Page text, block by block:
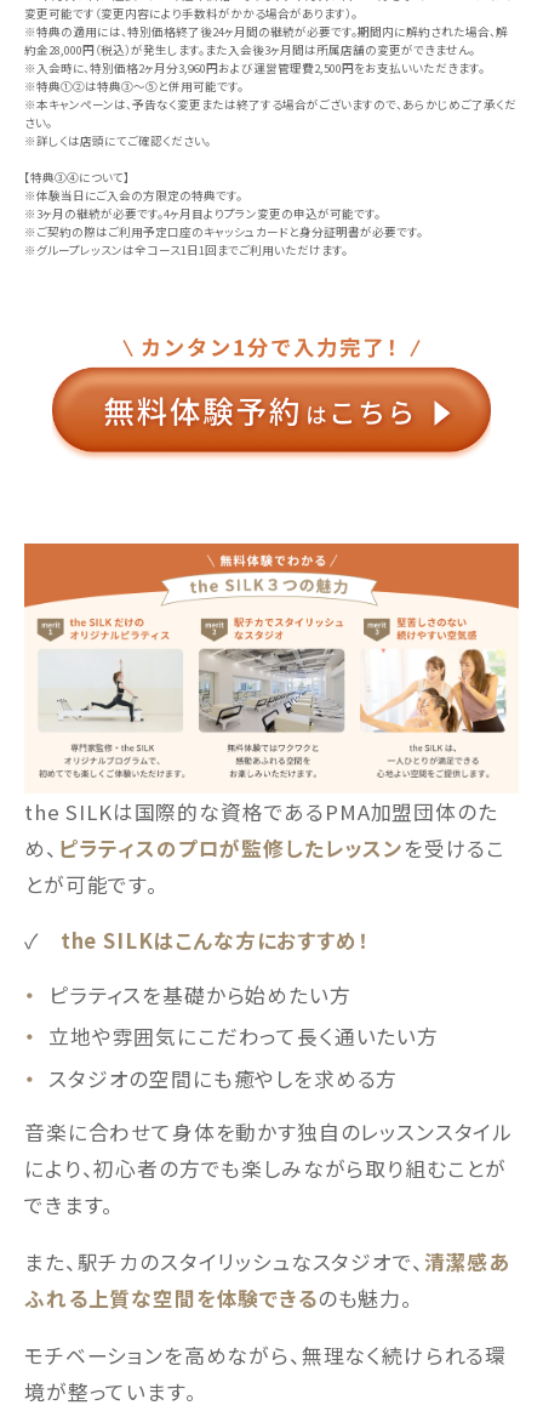
変更可能です（変更内容により手数料がかかる場合があります）。
※特典の適用には、特別価格終了後24ヶ月間の継続が必要です。期間内に解約された場合、解
約金28,000円（税込）が発生します。また入会後3ヶ月間は所属店舗の変更ができません。
※入会時に、特別価格2ヶ月分3,960円および運営管理費2,500円をお支払いいただきます。
※特典①②は特典③〜⑤と併用可能です。
※本キャンペーンは、予告なく変更または終了する場合がございますので、あらかじめご了承くだ
さい。
※詳しくは店頭にてご確認ください。
【特典③④について】
※体験当日にご入会の方限定の特典です。
※3ヶ月の継続が必要です。4ヶ月目よりプラン変更の申込が可能です。
※ご契約の際はご利用予定口座のキャッシュカードと身分証明書が必要です。
※グループレッスンは全コース1日1回までご利用いただけます。
the SILKは国際的な資格であるPMA加盟団体のた
め、 ピラティスのプロが監修したレッスンを受けるこ
とが可能です。
✓ the SILKはこんな方におすすめ！
ピラティスを基礎から始めたい方
立地や雰囲気にこだわって長く通いたい方
スタジオの空間にも癒やしを求める方
音楽に合わせて身体を動かす独自のレッスンスタイル
により、初心者の方でも楽しみながら取り組むことが
できます。
また、駅チカのスタイリッシュなスタジオで、清潔感あ
ふれる上質な空間を体験できるのも魅力。
モチベーションを高めながら、無理なく続けられる環
境が整っています。